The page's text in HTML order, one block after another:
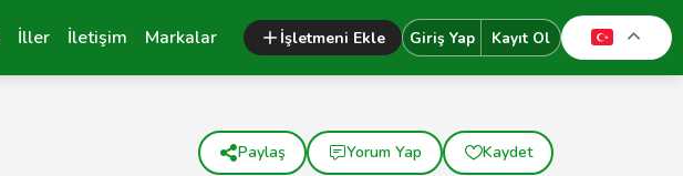
İller İletişim Markalar İşletmeni Ekle Giriş Yap Kayıt Ol
Paylaş Yorum Yap Kaydet